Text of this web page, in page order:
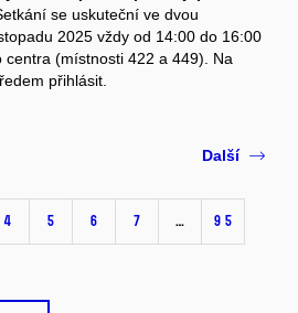
se uskuteční ve dvou
2025 vždy od 14:00 do 16:00
(místnosti 422 a 449). Na
přihlásit.
4 5 6 7 … 95
Další